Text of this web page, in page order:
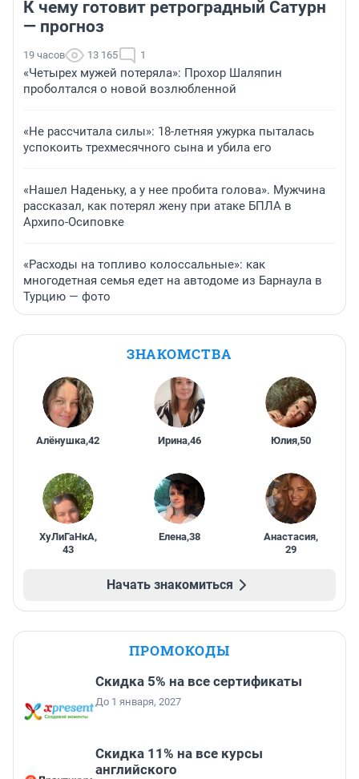
К чему готовит ретроградный Сатурн
— прогноз
19 часов 13 165 1
«Четырех мужей потеряла»: Прохор Шаляпин
проболтался о новой возлюбленной
«Не рассчитала силы»: 18-летняя ужурка пыталась
успокоить трехмесячного сына и убила его
«Нашел Наденьку, а у нее пробита голова». Мужчина
рассказал, как потерял жену при атаке БПЛА в
Архипо-Осиповке
«Расходы на топливо колоссальные»: как
многодетная семья едет на автодоме из Барнаула в
Турцию — фото
ЗНАКОМСТВА
Алёнушка,42 Ирина,46 Юлия,50
ХуЛиГаНкА,
43
Елена,38 Анастасия,
29
Начать знакомиться
ПРОМОКОДЫ
Скидка 5% на все сертификаты
До 1 января, 2027
Скидка 11% на все курсы
английского